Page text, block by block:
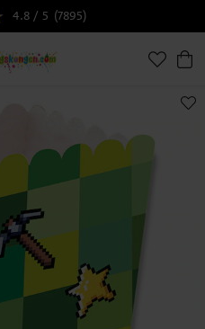
4.8 / 5 (7895)